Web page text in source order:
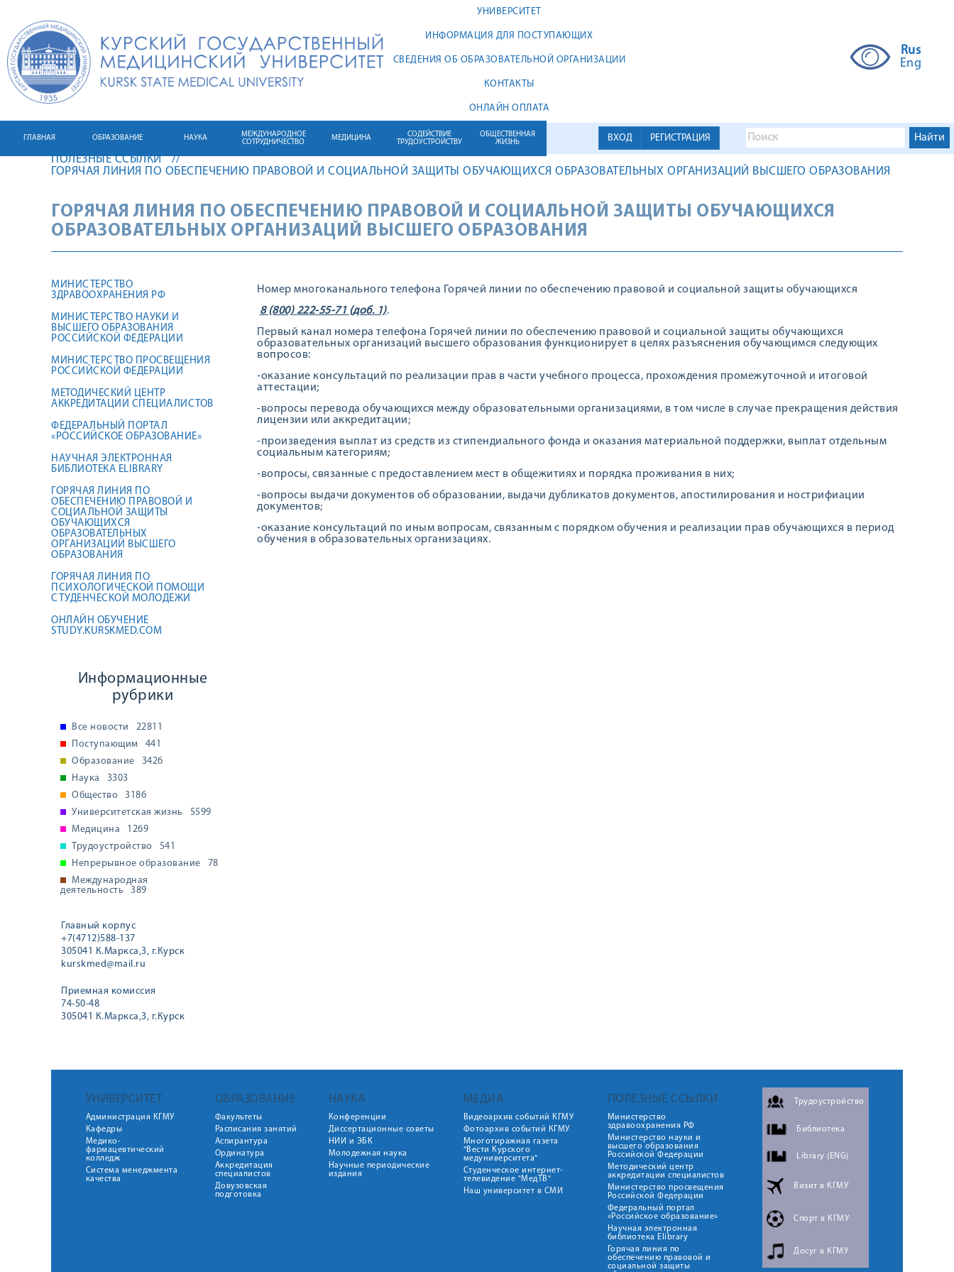
УНИВЕРСИТЕТ
ИНФОРМАЦИЯ ДЛЯ ПОСТУПАЮЩИХ
СВЕДЕНИЯ ОБ ОБРАЗОВАТЕЛЬНОЙ ОРГАНИЗАЦИИ
КОНТАКТЫ
ОНЛАЙН ОПЛАТА
Rus
Eng
ВХОД РЕГИСТРАЦИЯ
ГЛАВНАЯ ОБРАЗОВАНИЕ НАУКА
МЕЖДУНАРОДНОЕ
СОТРУДНИЧЕСТВО
МЕДИЦИНА
СОДЕЙСТВИЕ
ТРУДОУСТРОЙСТВУ
ОБЩЕСТВЕННАЯ
ЖИЗНЬ
ПОЛЕЗНЫЕ ССЫЛКИ
ГОРЯЧАЯ ЛИНИЯ ПО ОБЕСПЕЧЕНИЮ ПРАВОВОЙ И СОЦИАЛЬНОЙ ЗАЩИТЫ ОБУЧАЮЩИХСЯ ОБРАЗОВАТЕЛЬНЫХ ОРГАНИЗАЦИЙ ВЫСШЕГО ОБРАЗОВАНИЯ
ГОРЯЧАЯ ЛИНИЯ ПО ОБЕСПЕЧЕНИЮ ПРАВОВОЙ И СОЦИАЛЬНОЙ ЗАЩИТЫ ОБУЧАЮЩИХСЯ
ОБРАЗОВАТЕЛЬНЫХ ОРГАНИЗАЦИЙ ВЫСШЕГО ОБРАЗОВАНИЯ
МИНИСТЕРСТВО
ЗДРАВООХРАНЕНИЯ РФ
МИНИСТЕРСТВО НАУКИ И
ВЫСШЕГО ОБРАЗОВАНИЯ
РОССИЙСКОЙ ФЕДЕРАЦИИ
МИНИСТЕРСТВО ПРОСВЕЩЕНИЯ
РОССИЙСКОЙ ФЕДЕРАЦИИ
МЕТОДИЧЕСКИЙ ЦЕНТР
АККРЕДИТАЦИИ СПЕЦИАЛИСТОВ
ФЕДЕРАЛЬНЫЙ ПОРТАЛ
«РОССИЙСКОЕ ОБРАЗОВАНИЕ»
НАУЧНАЯ ЭЛЕКТРОННАЯ
БИБЛИОТЕКА ELIBRARY
ГОРЯЧАЯ ЛИНИЯ ПО
ОБЕСПЕЧЕНИЮ ПРАВОВОЙ И
СОЦИАЛЬНОЙ ЗАЩИТЫ
ОБУЧАЮЩИХСЯ
ОБРАЗОВАТЕЛЬНЫХ
ОРГАНИЗАЦИЙ ВЫСШЕГО
ОБРАЗОВАНИЯ
ГОРЯЧАЯ ЛИНИЯ ПО
ПСИХОЛОГИЧЕСКОЙ ПОМОЩИ
СТУДЕНЧЕСКОЙ МОЛОДЕЖИ
ОНЛАЙН ОБУЧЕНИЕ
STUDY.KURSKMED.COM
Информационные
рубрики
Все новости
22811
Поступающим
441
Образование
3426
Наука
3303
Общество
3186
Университетская жизнь
5599
Медицина
1269
Трудоустройство
541
Непрерывное образование
78
Международная
деятельность
389
Главный корпус
+7(4712)588-137
305041 К.Маркса,3, г.Курск
kurskmed@mail.ru
Приемная комиссия
74-50-48
305041 К.Маркса,3, г.Курск
Номер многоканального телефона Горячей линии по обеспечению правовой и социальной защиты обучающихся
8 (800) 222-55-71 (доб. 1).
Первый канал номера телефона Горячей линии по обеспечению правовой и социальной защиты обучающихся
образовательных организаций высшего образования функционирует в целях разъяснения обучающимся следующих
вопросов:
-оказание консультаций по реализации прав в части учебного процесса, прохождения промежуточной и итоговой
аттестации;
-вопросы перевода обучающихся между образовательными организациями, в том числе в случае прекращения действия
лицензии или аккредитации;
-произведения выплат из средств из стипендиального фонда и оказания материальной поддержки, выплат отдельным
социальным категориям;
-вопросы, связанные с предоставлением мест в общежитиях и порядка проживания в них;
-вопросы выдачи документов об образовании, выдачи дубликатов документов, апостилирования и нострифиации
документов;
-оказание консультаций по иным вопросам, связанным с порядком обучения и реализации прав обучающихся в период
обучения в образовательных организациях.
УНИВЕРСИТЕТ
Администрация КГМУ
Кафедры
Медико-
фармацевтический
колледж
Система менеджмента
качества
ОБРАЗОВАНИЕ
Факультеты
Расписания занятий
Аспирантура
Ординатура
Аккредитация
специалистов
Довузовская
подготовка
НАУКА
Конференции
Диссертационные советы
НИИ и ЭБК
Молодежная наука
Научные периодические
издания
МЕДИА
Видеоархив событий КГМУ
Фотоархив событий КГМУ
Многотиражная газета
"Вести Курского
медуниверситета"
Студенческое интернет-
телевидение "МедТВ"
Наш университет в СМИ
ПОЛЕЗНЫЕ ССЫЛКИ
Министерство
здравоохранения РФ
Министерство науки и
высшего образования
Российской Федерации
Методический центр
аккредитации специалистов
Министерство просвещения
Российской Федерации
Федеральный портал
«Российское образование»
Научная электронная
библиотека Elibrary
Горячая линия по
обеспечению правовой и
социальной защиты
Трудоустройство
Библиотека
Library (ENG)
Визит в КГМУ
Спорт в КГМУ
Досуг в КГМУ